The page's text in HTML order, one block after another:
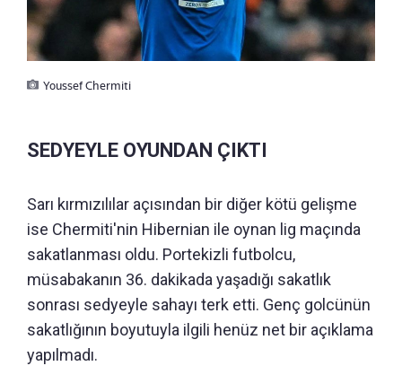
Youssef Chermiti
SEDYEYLE OYUNDAN ÇIKTI
Sarı kırmızılılar açısından bir diğer kötü gelişme
ise Chermiti'nin Hibernian ile oynan lig maçında
sakatlanması oldu. Portekizli futbolcu,
müsabakanın 36. dakikada yaşadığı sakatlık
sonrası sedyeyle sahayı terk etti. Genç golcünün
sakatlığının boyutuyla ilgili henüz net bir açıklama
yapılmadı.